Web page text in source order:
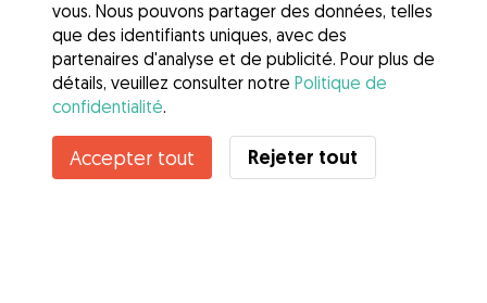
vous. Nous pouvons partager des données, telles
que des identifiants uniques, avec des
partenaires d'analyse et de publicité. Pour plus de
détails, veuillez consulter notre Politique de
confidentialité.
Accepter tout Rejeter tout